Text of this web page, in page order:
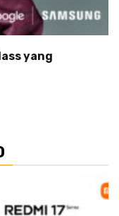
yang